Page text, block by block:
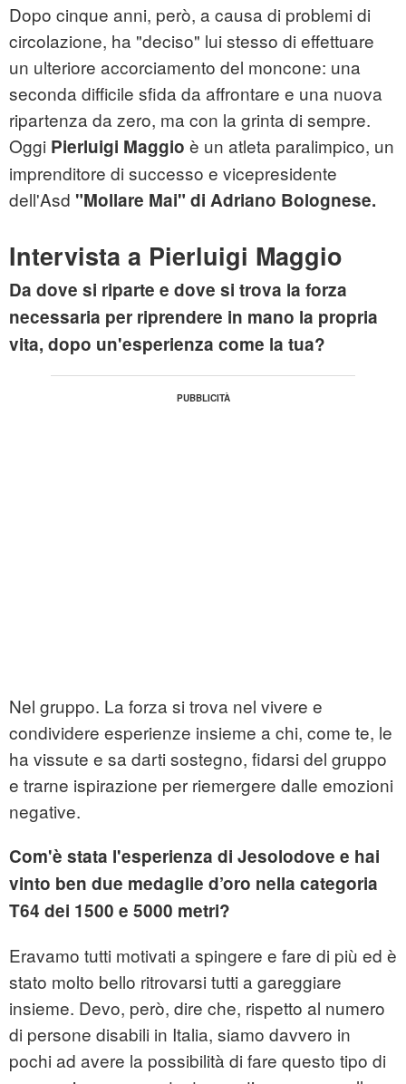
Dopo cinque anni, però, a causa di problemi di
circolazione, ha "deciso" lui stesso di effettuare
un ulteriore accorciamento del moncone: una
seconda difficile sfida da affrontare e una nuova
ripartenza da zero, ma con la grinta di sempre.
Oggi Pierluigi Maggio è un atleta paralimpico, un
imprenditore di successo e vicepresidente
dell'Asd "Mollare Mai" di Adriano Bolognese.
Intervista a Pierluigi Maggio
Da dove si riparte e dove si trova la forza
necessaria per riprendere in mano la propria
vita, dopo un'esperienza come la tua?
Nel gruppo. La forza si trova nel vivere e
condividere esperienze insieme a chi, come te, le
ha vissute e sa darti sostegno, fidarsi del gruppo
e trarne ispirazione per riemergere dalle emozioni
negative.
Com'è stata l'esperienza di Jesolodove e hai
vinto ben due medaglie d’oro nella categoria
T64 dei 1500 e 5000 metri?
Eravamo tutti motivati a spingere e fare di più ed è
stato molto bello ritrovarsi tutti a gareggiare
insieme. Devo, però, dire che, rispetto al numero
di persone disabili in Italia, siamo davvero in
pochi ad avere la possibilità di fare questo tipo di